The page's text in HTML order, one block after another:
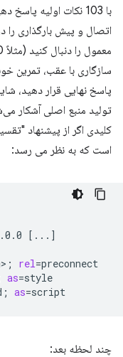
اتصال و پیش بارگذاری را
سازگاری با عقب، تمرین
پاسخ نهایی قرار دهید،
تولید منبع اصلی آشکار
کلیدی اگر از پیشنهاد
است که به نظر می رسد:
[ ... ]
; rel=preconnect
as=style
; as=
چند لحظه بعد: